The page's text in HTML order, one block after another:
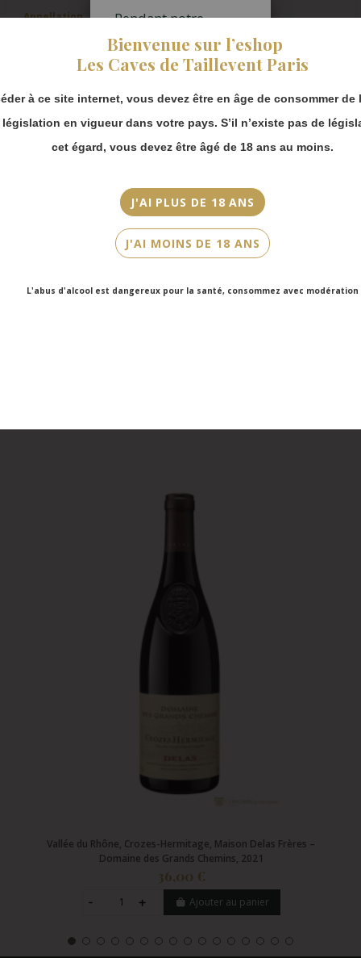
Bienvenue sur l’eshop
Les Caves de Taillevent Paris
à ce site internet, vous devez être en âge de consommer de
législation en vigueur dans votre pays. S’il n’existe pas de
cet égard, vous devez être âgé de 18 ans au moins.
J'AI PLUS DE 18 ANS
J'AI MOINS DE 18 ANS
L'abus d'alcool est dangereux pour la santé, consommez avec modération
Appellation
Couleur
Bourboulenc, Grenache Blanc, Grenache Gris, Clairette, Roussanne,
Marsanne, Picardan, Picpoul
Contenance
Vallée du Rhône, Crozes-Hermitage, Maison Delas Frères –
Domaine des Grands Chemins, 2021
36,00 €
Ajouter au panier
Pendant notre
fermeture estivale,
vous pouvez
continuer à passer
Merci de bien
prendre en compte :
Les envois
partir du 31 août.
Les commandes
en click-and-
collect (cave
Faubourg Saint-
Victor Hugo)